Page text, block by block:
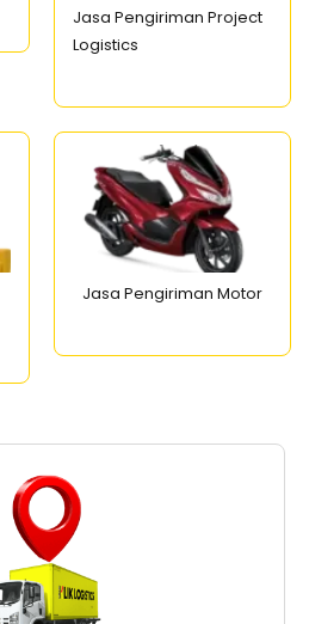
Jasa Pengiriman Project
Logistics
Jasa Pengiriman Motor